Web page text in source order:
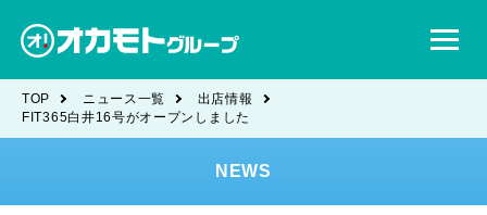
TOP ニュース一覧
出店情報
FIT365白井16号がオープンしました
NEWS